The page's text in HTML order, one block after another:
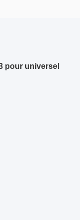
pour universel